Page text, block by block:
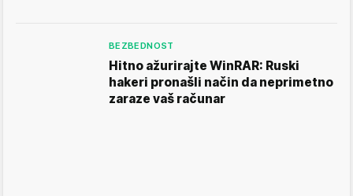
BEZBEDNOST
Hitno ažurirajte WinRAR: Ruski
hakeri pronašli način da neprimetno
zaraze vaš računar